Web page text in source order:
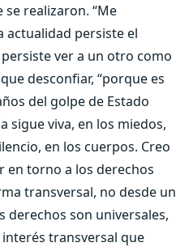
realizaron. “Me
actualidad persiste el
ver a un otro como
desconfiar, “porque es
del golpe de Estado
sigue viva, en los miedos,
en los cuerpos. Creo
en torno a los derechos
transversal, no desde un
son universales,
transversal que